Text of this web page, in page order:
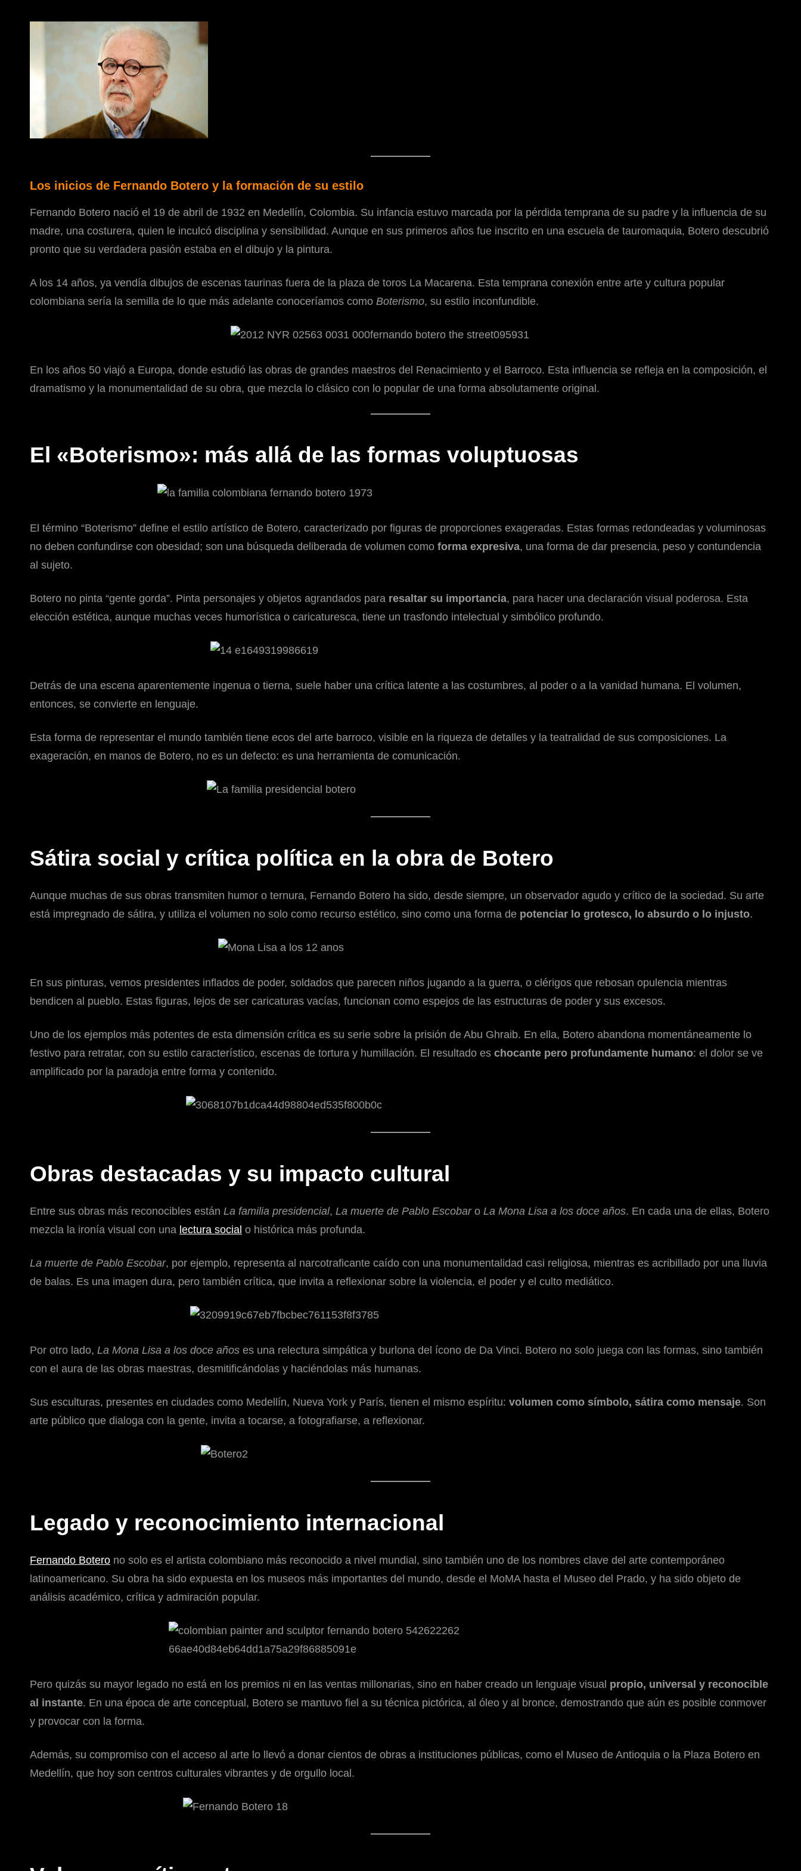
Los inicios de Fernando Botero y la formación de su estilo
Fernando Botero nació el 19 de abril de 1932 en Medellín, Colombia. Su infancia estuvo marcada por la pérdida temprana de su padre y la influencia de su
madre, una costurera, quien le inculcó disciplina y sensibilidad. Aunque en sus primeros años fue inscrito en una escuela de tauromaquia, Botero descubrió
pronto que su verdadera pasión estaba en el dibujo y la pintura.
A los 14 años, ya vendía dibujos de escenas taurinas fuera de la plaza de toros La Macarena. Esta temprana conexión entre arte y cultura popular
colombiana sería la semilla de lo que más adelante conoceríamos como Boterismo, su estilo inconfundible.
En los años 50 viajó a Europa, donde estudió las obras de grandes maestros del Renacimiento y el Barroco. Esta influencia se refleja en la composición, el
dramatismo y la monumentalidad de su obra, que mezcla lo clásico con lo popular de una forma absolutamente original.
El «Boterismo»: más allá de las formas voluptuosas
El término “Boterismo” define el estilo artístico de Botero, caracterizado por figuras de proporciones exageradas. Estas formas redondeadas y voluminosas
no deben confundirse con obesidad; son una búsqueda deliberada de volumen como forma expresiva, una forma de dar presencia, peso y contundencia
al sujeto.
Botero no pinta “gente gorda”. Pinta personajes y objetos agrandados para resaltar su importancia, para hacer una declaración visual poderosa. Esta
elección estética, aunque muchas veces humorística o caricaturesca, tiene un trasfondo intelectual y simbólico profundo.
Detrás de una escena aparentemente ingenua o tierna, suele haber una crítica latente a las costumbres, al poder o a la vanidad humana. El volumen,
entonces, se convierte en lenguaje.
Esta forma de representar el mundo también tiene ecos del arte barroco, visible en la riqueza de detalles y la teatralidad de sus composiciones. La
exageración, en manos de Botero, no es un defecto: es una herramienta de comunicación.
Sátira social y crítica política en la obra de Botero
Aunque muchas de sus obras transmiten humor o ternura, Fernando Botero ha sido, desde siempre, un observador agudo y crítico de la sociedad. Su arte
está impregnado de sátira, y utiliza el volumen no solo como recurso estético, sino como una forma de potenciar lo grotesco, lo absurdo o lo injusto.
En sus pinturas, vemos presidentes inflados de poder, soldados que parecen niños jugando a la guerra, o clérigos que rebosan opulencia mientras
bendicen al pueblo. Estas figuras, lejos de ser caricaturas vacías, funcionan como espejos de las estructuras de poder y sus excesos.
Uno de los ejemplos más potentes de esta dimensión crítica es su serie sobre la prisión de Abu Ghraib. En ella, Botero abandona momentáneamente lo
festivo para retratar, con su estilo característico, escenas de tortura y humillación. El resultado es chocante pero profundamente humano: el dolor se ve
amplificado por la paradoja entre forma y contenido.
Obras destacadas y su impacto cultural
Entre sus obras más reconocibles están La familia presidencial, La muerte de Pablo Escobaro La Mona Lisa a los doce años. En cada una de ellas, Botero
mezcla la ironía visual con una lectura social o histórica más profunda.
La muerte de Pablo Escobar, por ejemplo, representa al narcotraficante caído con una monumentalidad casi religiosa, mientras es acribillado por una lluvia
de balas. Es una imagen dura, pero también crítica, que invita a reflexionar sobre la violencia, el poder y el culto mediático.
Por otro lado, La Mona Lisa a los doce años es una relectura simpática y burlona del ícono de Da Vinci. Botero no solo juega con las formas, sino también
con el aura de las obras maestras, desmitificándolas y haciéndolas más humanas.
Sus esculturas, presentes en ciudades como Medellín, Nueva York y París, tienen el mismo espíritu: volumen como símbolo, sátira como mensaje. Son
arte público que dialoga con la gente, invita a tocarse, a fotografiarse, a reflexionar.
Legado y reconocimiento internacional
Fernando Botero no solo es el artista colombiano más reconocido a nivel mundial, sino también uno de los nombres clave del arte contemporáneo
latinoamericano. Su obra ha sido expuesta en los museos más importantes del mundo, desde el MoMA hasta el Museo del Prado, y ha sido objeto de
análisis académico, crítica y admiración popular.
Pero quizás su mayor legado no está en los premios ni en las ventas millonarias, sino en haber creado un lenguaje visual propio, universal y reconocible
al instante. En una época de arte conceptual, Botero se mantuvo fiel a su técnica pictórica, al óleo y al bronce, demostrando que aún es posible conmover
y provocar con la forma.
Además, su compromiso con el acceso al arte lo llevó a donar cientos de obras a instituciones públicas, como el Museo de Antioquia o la Plaza Botero en
Medellín, que hoy son centros culturales vibrantes y de orgullo local.